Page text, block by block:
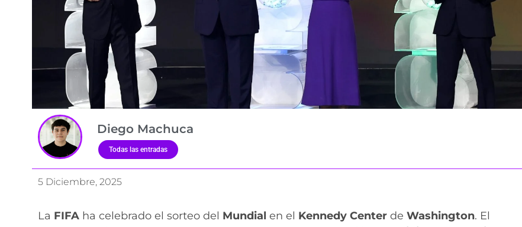
Diego Machuca
Todas las entradas
5 Diciembre, 2025
La FIFAha celebrado el sorteo del Mundial en el Kennedy Centerde Washington. El